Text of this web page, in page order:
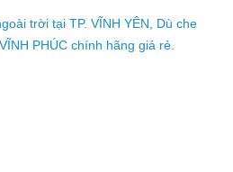
trời tại TP. VĨNH YÊN, Dù che
PHÚC chính hãng giá rẻ.